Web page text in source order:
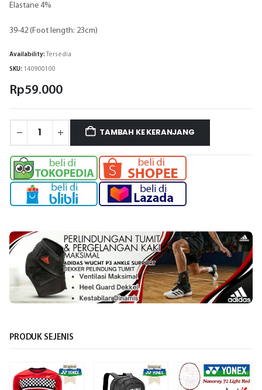
Elastane 4%
39-42 (Foot length: 23cm)
Availability: Tersedia
SKU: 140900100
Rp59.000
TAMBAH KE KERANJANG
PRODUK SEJENIS